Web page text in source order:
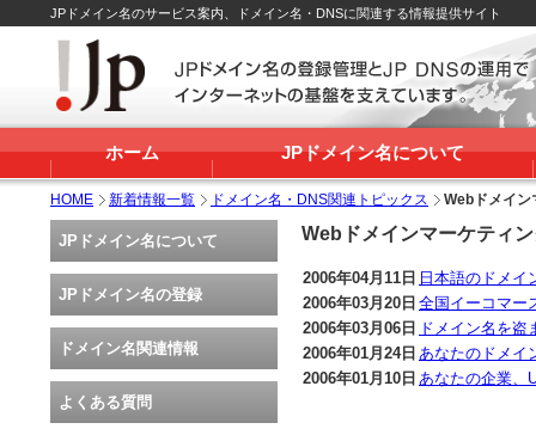
JPドメイン名のサービス案内、ドメイン名・DNSに関連する情報提供サイト
ホーム JPドメイン名について
HOME 新着情報一覧 ドメイン名・DNS関連トピックス Webドメイン
Webドメインマーケティ
2006年04月11日 日本語のドメイ
2006年03月20日 全国イーコマー
2006年03月06日 ドメイン名を盗
2006年01月24日 あなたのドメイ
2006年01月10日 あなたの企業、
JPドメイン名について
JPドメイン名の登録
ドメイン名関連情報
よくある質問